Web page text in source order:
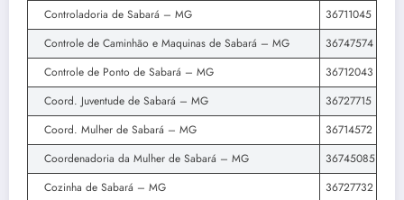
Controladoria de Sabará – MG
36711045
Controle de Caminhão e Maquinas de Sabará – MG
36747574
Controle de Ponto de Sabará – MG
36712043
Coord. Juventude de Sabará – MG
36727715
Coord. Mulher de Sabará – MG
36714572
Coordenadoria da Mulher de Sabará – MG
36745085
Cozinha de Sabará – MG
36727732